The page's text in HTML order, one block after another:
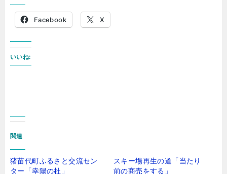
Facebook X
いいね:
関連
猪苗代町ふるさと交流セン
ター「幸陽の杜」
スキー場再生の道「当たり
前の商売をする」